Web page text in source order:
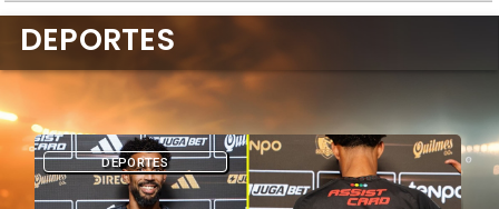
DEPORTES
DEPORTES